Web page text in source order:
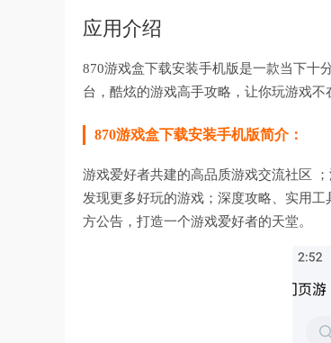
应用介绍
870游戏盒下载安装手机版是一款当下十
台，酷炫的游戏高手攻略，让你玩游戏不
870游戏盒下载安装手机版简介：
游戏爱好者共建的高品质游戏交流社区
发现更多好玩的游戏；深度攻略、实用
方公告，打造一个游戏爱好者的天堂。